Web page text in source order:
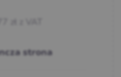
strona